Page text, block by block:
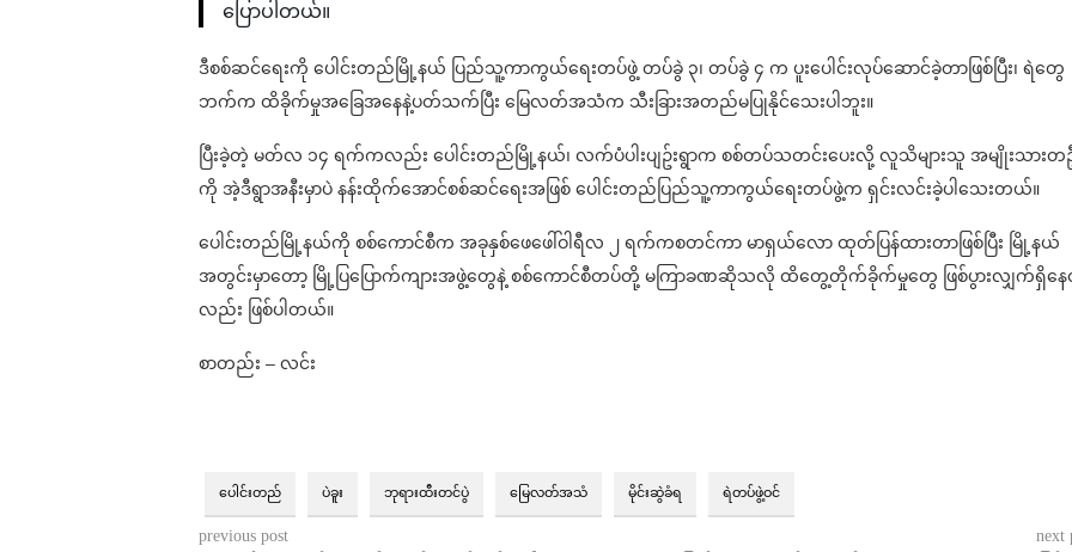
ပြောပါတယ်။
ဒီစစ်ဆင်ရေးကို ပေါင်းတည်မြို့နယ် ပြည်သူ့ကာကွယ်ရေးတပ်ဖွဲ့ တပ်ခွဲ ၃၊ တပ်ခွဲ ၄ က ပူးပေါင်းလုပ်ဆောင်ခဲ့တာဖြစ်ပြီး၊ ရဲတွေ
ဘက်က ထိခိုက်မှုအခြေအနေနဲ့ပတ်သက်ပြီး မြေလတ်အသံက သီးခြားအတည်မပြုနိုင်သေးပါဘူး။
ပြီးခဲ့တဲ့ မတ်လ ၁၄ ရက်ကလည်း ပေါင်းတည်မြို့နယ်၊ လက်ပံပါးပျဥ်းရွာက စစ်တပ်သတင်းပေးလို့ လူသိများသူ အမျိုးသားတ
ကို အဲ့ဒီရွာအနီးမှာပဲ နန်းထိုက်အောင်စစ်ဆင်ရေးအဖြစ် ပေါင်းတည်ပြည်သူ့ကာကွယ်ရေးတပ်ဖွဲ့က ရှင်းလင်းခဲ့ပါသေးတယ်။
ပေါင်းတည်မြို့နယ်ကို စစ်ကောင်စီက အခုနှစ်ဖေဖေါ်ဝါရီလ ၂ ရက်ကစတင်ကာ မာရှယ်လော ထုတ်ပြန်ထားတာဖြစ်ပြီး မြို့နယ်
အတွင်းမှာတော့ မြို့ပြပြောက်ကျားအဖွဲ့တွေနဲ့ စစ်ကောင်စီတပ်တို့ မကြာခဏဆိုသလို ထိတွေ့တိုက်ခိုက်မှုတွေ ဖြစ်ပွားလျှက်ရှိနေ
လည်း ဖြစ်ပါတယ်။
စာတည်း – လင်း
ပေါင်းတည် ပဲခူး ဘုရားထီးတင်ပွဲ မြေလတ်အသံ မိုင်းဆွဲခံရ ရဲတပ်ဖွဲ့ဝင်
previous post next